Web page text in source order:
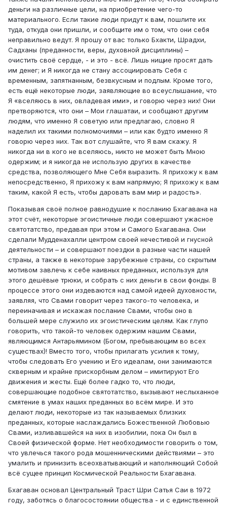
деньги на различные цели, на приобретение чего-то
материального. Если такие люди придут к вам, пошлите их
туда, откуда они пришли, и сообщите им о том, что они себя
неправильно ведут. Я прошу от вас только Бхакти, Шрадхи,
Садханы (преданности, веры, духовной дисциплины) –
очистить своё сердце, - и это - всё. Лишь нищие просят дать
им денег; и Я никогда не стану ассоциировать Себя с
временным, запятнанным, безвкусным и подлым. Кроме того,
есть ещё некоторые люди, заявляющие во всеуслышание, что
Я «вселяюсь в них, овладевая ими», и говорю через них! Они
претворяются, что они – Мои глашатаи, и сообщают другим
людям, что именно Я советую или предлагаю, словно Я
наделил их такими полномочиями – или как будто именно Я
говорю через них. Так вот слушайте, что Я вам скажу. Я
никогда ни в кого не вселяюсь, никто не может быть Мною
одержим; и я никогда не использую других в качестве
средства, позволяющего Мне Себя выразить. Я прихожу к вам
непосредственно, Я прихожу к вам напрямую; Я прихожу к вам
таким, какой Я есть, чтобы даровать вам мир и радость».
Показывая своё полное равнодушие к посланию Бхагавана на
этот счёт, некоторые эгоистичные люди совершают ужасное
святотатство, предавая при этом и Самого Бхагавана. Они
сделали Мудденахалли центром своей нечестивой и гнусной
деятельности – и совершают поездки в разные части нашей
страны, а также в некоторые зарубежные страны, со скрытым
мотивом завлечь к себе наивных преданных, используя для
этого дешёвые трюки, и собрать с них деньги в свои фонды. В
процессе этого они издеваются над самой идеей духовности,
заявляя, что Свами говорит через такого-то человека, и
переиначивая и искажая послание Свами, чтобы оно в
большей мере служило их эгоистическим целям. Как глупо
говорить, что такой-то человек одержим нашим Свами,
являющимся Антарьямином (Богом, пребывающим во всех
существах)! Вместо того, чтобы прилагать усилия к тому,
чтобы следовать Его учению и Его идеалам, они занимаются
скверным и крайне прискорбным делом – имитируют Его
движения и жесты. Ещё более гадко то, что люди,
совершающие подобное святотатство, вызывают неслыханное
смятение в умах наших преданных во всём мире. И это
делают люди, некоторые из так называемых близких
преданных, которые наслаждались Божественной Любовью
Свами, изливавшейся на них в изобилии, пока Он был в
Своей физической форме. Нет необходимости говорить о том,
что увлечься такого рода мошенническими действиями – это
умалить и принизить всеохватывающий и наполняющий Собой
всё сущее принцип Космической Реальности Бхагавана.
Бхагаван основал Центральный Траст Шри Сатья Саи в 1972
году, заботясь о благосостоянии общества - и с единственной